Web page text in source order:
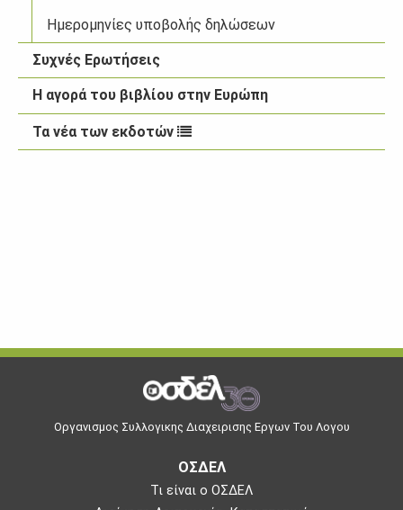
Ημερομηνίες υποβολής δηλώσεων
Συχνές Ερωτήσεις
Η αγορά του βιβλίου στην Ευρώπη
Τα νέα των εκδοτών
Οργανισμος Συλλογικης Διαχειρισης Εργων Του Λογου
ΟΣΔΕΛ
Τι είναι ο ΟΣΔΕΛ